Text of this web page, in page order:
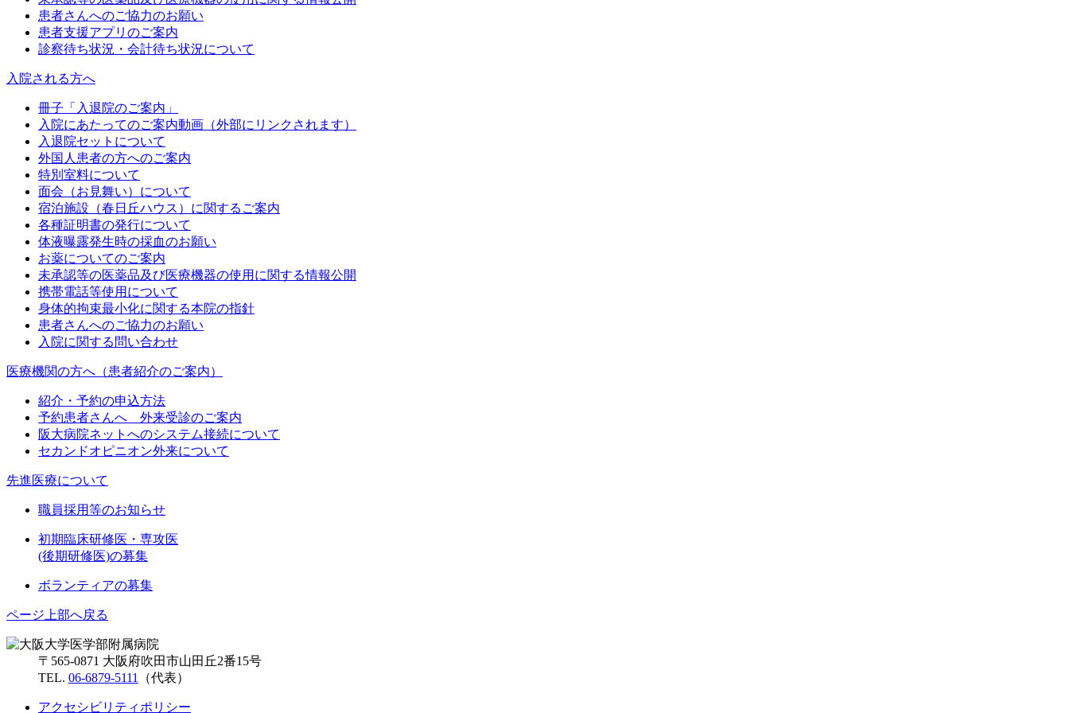
患者さんへのご協力のお願い
患者支援アプリのご案内
診察待ち状況・会計待ち状況について
入院される方へ
冊子「入退院のご案内」
入院にあたってのご案内動画（外部にリンクされます）
入退院セットについて
外国人患者の方へのご案内
特別室料について
面会（お見舞い）について
宿泊施設（春日丘ハウス）に関するご案内
各種証明書の発行について
体液曝露発生時の採血のお願い
お薬についてのご案内
未承認等の医薬品及び医療機器の使用に関する情報公開
携帯電話等使用について
身体的拘束最小化に関する本院の指針
患者さんへのご協力のお願い
入院に関する問い合わせ
医療機関の方へ（患者紹介のご案内）
紹介・予約の申込方法
予約患者さんへ 外来受診のご案内
阪大病院ネットへのシステム接続について
セカンドオピニオン外来について
先進医療について
職員採用等のお知らせ
初期臨床研修医・専攻医
(後期研修医)の募集
ボランティアの募集
ページ上部へ戻る
〒565-0871 大阪府吹田市山田丘2番15号
TEL. 06-6879-5111 （代表）
アクセシビリティポリシー